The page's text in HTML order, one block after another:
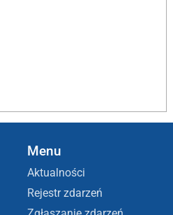
Menu
Aktualności
Rejestr zdarzeń